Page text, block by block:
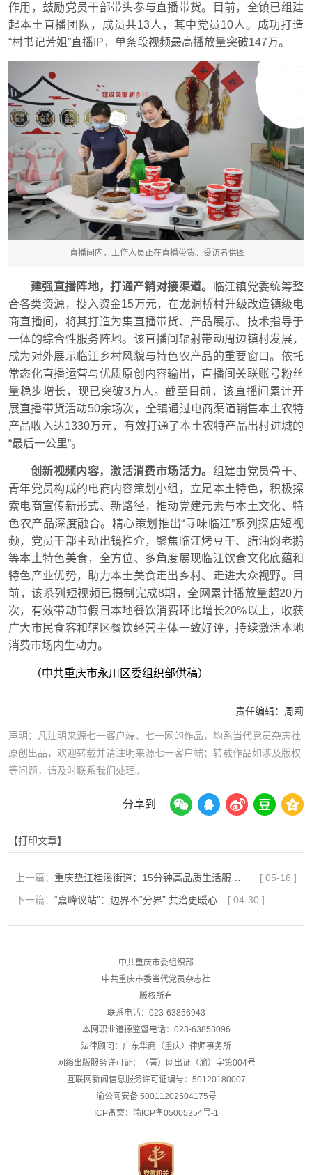
作用，鼓励党员干部带头参与直播带货。目前，全镇已组建
起本土直播团队，成员共13人，其中党员10人。成功打造
“村书记芳姐”直播IP，单条段视频最高播放量突破147万。
直播间内，工作人员正在直播带货。受访者供图
建强直播阵地，打通产销对接渠道。
临江镇党委统筹整
合各类资源，投入资金15万元，在龙洞桥村升级改造镇级电
商直播间，将其打造为集直播带货、产品展示、技术指导于
一体的综合性服务阵地。该直播间 辐射带动周边镇村发展，
成为对外展示临江乡村风貌与特色农产品的重要窗口。依托
常态化直播运营与优质原创内容输出，直播间关联账号粉丝
量稳步增长，现已突破3万人。截至目前，该直播间累计开
展直播带货活动50余场次，全镇通过电商渠道销售本土农特
产品收入达1330万元，有效打通了本土农特产品出村进城的
“最后一公里”。
创新视频内容，激活消费市场活力。 组建由党员骨干、
青年党员构成的电商内容策划小组，立足本土特色，积极探
索电商宣传新形式、 新路径，推动党建元素与本土文化、特
色农产品深度融合。精心策划推出“寻味临江”系列探店短视
频，党员干部主动出镜推介，聚焦临江烤豆干、腊油焖老鹅
等本土特色美食，全方位、多角度展现临江饮食文化底蕴和
特色产业优势，助力本土美食走出乡村、走进大众视野。目
前，该系列短视频已摄制完成8期，全网累计播放量超20万
次，有效带动节假日本地餐饮消费环比增长20%以上，收获
广大市民食客和辖区餐饮经营主体一致好评，持续激活本地
消费市场内生动力。
（中共重庆市永川区委组织部供稿）
责任编辑： 周莉
声明：凡注明来源七一客户端、七一网的作品，均系当代党员杂志社
原创出品，欢迎转载并请注明来源七一客户端；转载作品如涉及版权
等问题，请及时联系我们处理。
分享到
【打印文章】
上一篇： [ 05-16 ]
下一篇： “嘉峰议站”：边界不“分界” 共治更暖心 [ 04-30 ]
中共重庆市委组织部
中共重庆市委当代党员杂志社
版权所有
联系电话：023-63856943
本网职业道德监督电话：023-63853096
法律顾问：广东华商（重庆）律师事务所
网络出版服务许可证：（署）网出证（渝）字第004号
互联网新闻信息服务许可证编号：50120180007
渝公网安备 50011202504175号
ICP备案：渝ICP备05005254号-1